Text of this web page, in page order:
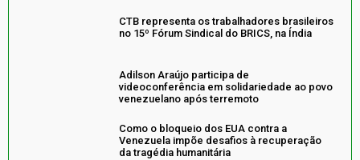
CTB representa os trabalhadores brasileiros
no 15º Fórum Sindical do BRICS, na Índia
Adilson Araújo participa de
videoconferência em solidariedade ao povo
venezuelano após terremoto
Como o bloqueio dos EUA contra a
Venezuela impõe desafios à recuperação
da tragédia humanitária